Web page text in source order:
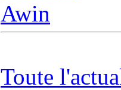
Awin
Toute